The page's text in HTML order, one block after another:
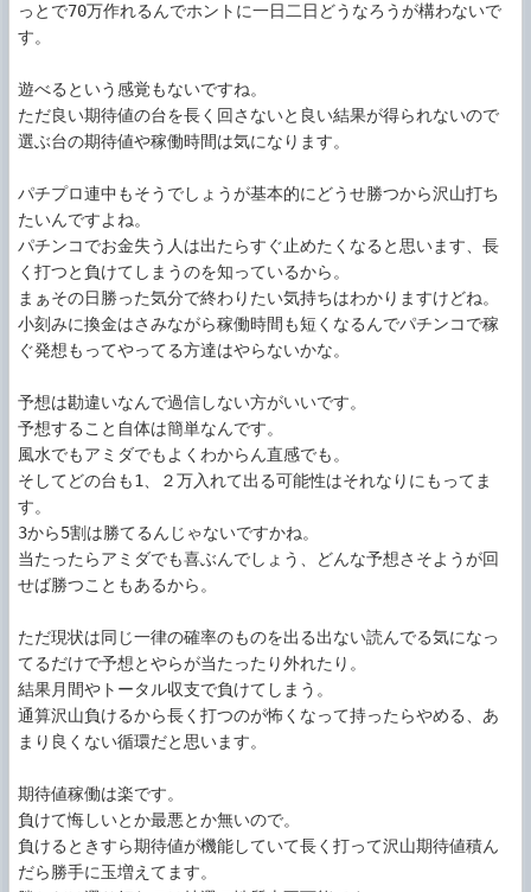
っとで70万作れるんでホントに一日二日どうなろうが構わないで
す。
遊べるという感覚もないですね。
ただ良い期待値の台を長く回さないと良い結果が得られないので
選ぶ台の期待値や稼働時間は気になります。
パチプロ連中もそうでしょうが基本的にどうせ勝つから沢山打ち
たいんですよね。
パチンコでお金失う人は出たらすぐ止めたくなると思います、長
く打つと負けてしまうのを知っているから。
まぁその日勝った気分で終わりたい気持ちはわかりますけどね。
小刻みに換金はさみながら稼働時間も短くなるんでパチンコで稼
ぐ発想もってやってる方達はやらないかな。
予想は勘違いなんで過信しない方がいいです。
予想すること自体は簡単なんです。
風水でもアミダでもよくわからん直感でも。
そしてどの台も1、２万入れて出る可能性はそれなりにもってま
す。
3から5割は勝てるんじゃないですかね。
当たったらアミダでも喜ぶんでしょう、どんな予想さそようが回
せば勝つこともあるから。
ただ現状は同じ一律の確率のものを出る出ない読んでる気になっ
てるだけで予想とやらが当たったり外れたり。
結果月間やトータル収支で負けてしまう。
通算沢山負けるから長く打つのが怖くなって持ったらやめる、あ
まり良くない循環だと思います。
期待値稼働は楽です。
負けて悔しいとか最悪とか無いので。
負けるときすら期待値が機能していて長く打って沢山期待値積ん
だら勝手に玉増えてます。